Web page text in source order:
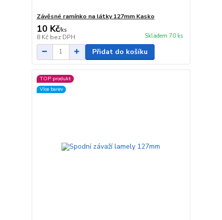
Závěsné ramínko na látky 127mm Kasko
10 Kč/ks
8 Kč bez DPH Skladem 70 ks
Přidat do košíku
TOP produkt
Více barev